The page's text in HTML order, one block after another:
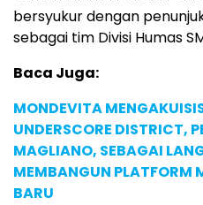
bersyukur dengan
sebagai tim Divisi Humas
Baca Juga:
MONDEVITA
UNDERSCORE DISTRICT,
MAGLIANO, SEBAGAI
MEMBANGUN PLATFORM
BARU